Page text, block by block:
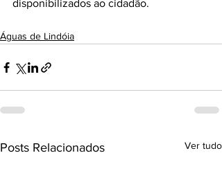
disponibilizados ao cidadão.
Águas de Lindóia
Posts Relacionados Ver tudo